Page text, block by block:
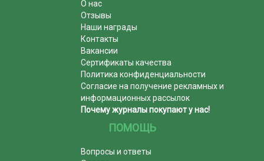
О нас
Отзывы
Наши награды
Контакты
Вакансии
Сертификаты качества
Политика конфиденциальности
Согласие на получение рекламных и
информационных рассылок
Почему журналы покупают у нас!
ПОМОЩЬ
Вопросы и ответы